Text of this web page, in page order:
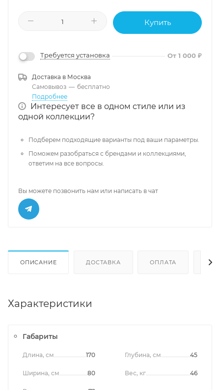
Купить
Требуется установка От 1 000 ₽
Доставка в Москва
Самовывоз — бесплатно
Подробнее
Интересует все в одном стиле или из
одной коллекции?
Подберем подходящие варианты под ваши параметры.
Поможем разобраться с брендами и коллекциями,
ответим на все вопросы.
Вы можете позвонить нам или написать в чат
ОПИСАНИЕ ДОСТАВКА ОПЛАТА
Характеристики
Габариты
Длина, см 170
Ширина, см 80
Глубина, см 45
Вес, кг 46